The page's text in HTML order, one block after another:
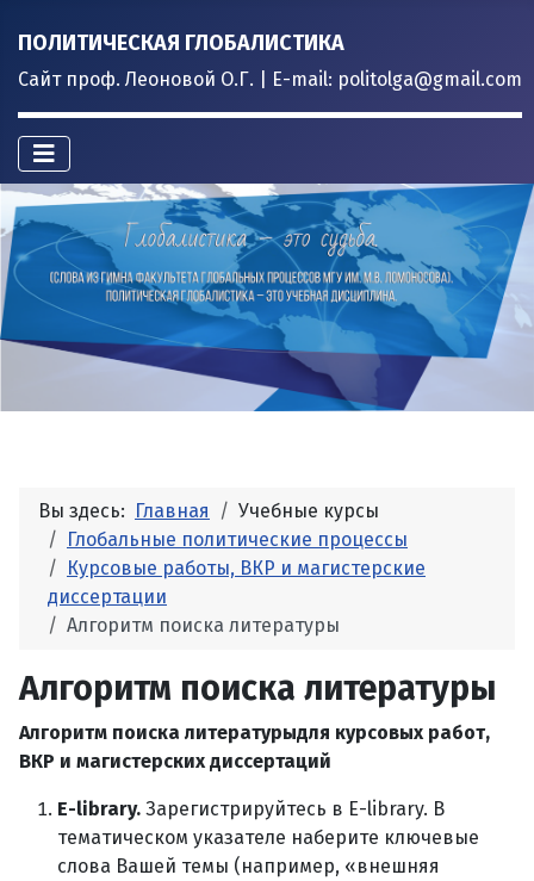
ПОЛИТИЧЕСКАЯ ГЛОБАЛИСТИКА
Сайт проф. Леоновой О.Г. | E-mail: politolga@gmail.com
Вы здесь: Главная
Учебные курсы
Глобальные политические процессы
Курсовые работы, ВКР и магистерские
диссертации
Алгоритм поиска литературы
Алгоритм поиска литературы
Алгоритм поиска литературыдля курсовых работ,
ВКР и магистерских диссертаций
Е-library. Зарегистрируйтесь в Е-library. В
тематическом указателе наберите ключевые
слова Вашей темы (например, «внешняя